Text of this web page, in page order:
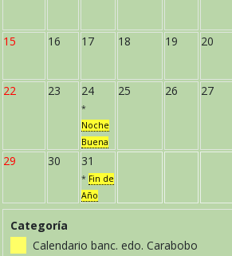
15 16 17 18 19 20
22 23 24
*
Noche
Buena
25 26 27
29 30 31
* Fin de
Año
Categoría
Calendario banc. edo. Carabobo